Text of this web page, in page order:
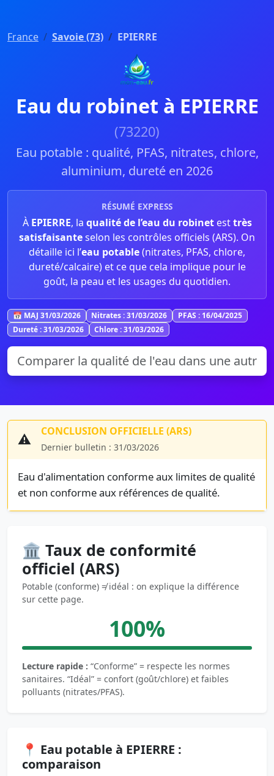
France Savoie (73) EPIERRE
Eau du robinet à EPIERRE
(73220)
Eau potable : qualité, PFAS, nitrates, chlore,
aluminium, dureté en 2026
RÉSUMÉ EXPRESS
À EPIERRE, la qualité de l’eau du robinetesttrès
satisfaisanteselon les contrôles officiels (ARS). On
détaille ici l’eau potable(nitrates, PFAS, chlore,
dureté/calcaire) et ce que cela implique pour le
goût, la peau et les usages du quotidien.
📅 MAJ 31/03/2026 Nitrates : 31/03/2026
PFAS : 16/04/2025
Dureté : 31/03/2026
Chlore : 31/03/2026
⚠️ CONCLUSION OFFICIELLE (ARS)
Dernier bulletin : 31/03/2026
Eau d'alimentation conforme aux limites de qualité
et non conforme aux références de qualité.
🏛️ Taux de conformité
officiel (ARS)
Potable (conforme) ≠ idéal : on explique la différence
sur cette page.
100%
Lecture rapide : “Conforme” = respecte les normes
sanitaires. “Idéal” = confort (goût/chlore) et faibles
polluants (nitrates/PFAS).
📍 Eau potable à EPIERRE :
comparaison